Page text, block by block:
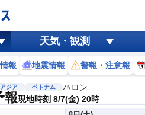
天気・観測
報 地震情報 警報・注意報
ジア ベトナム ハロン
報現地時刻 8/7(金) 20時